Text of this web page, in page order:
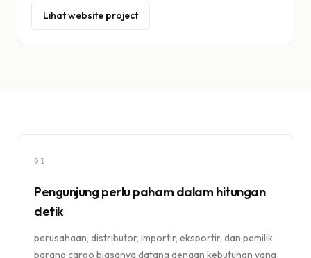
Lihat website project
01
Pengunjung perlu paham dalam hitungan
detik
perusahaan, distributor, importir, eksportir, dan pemilik
barang cargo biasanya datang dengan kebutuhan yang